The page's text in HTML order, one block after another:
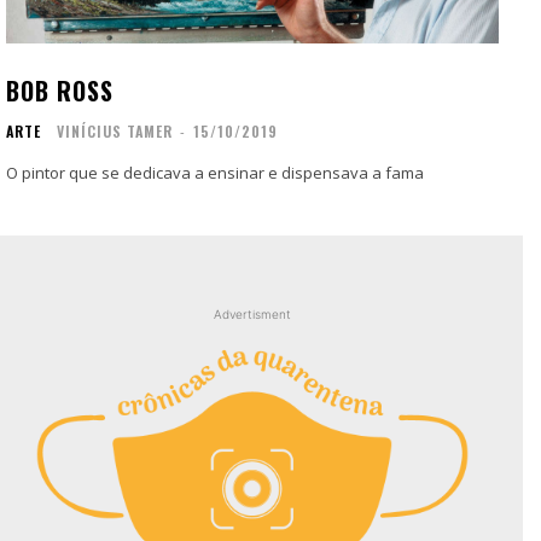
Zine
Autores
Sobre
Contato
Zine
Autores
Sobre
Contato
BOB ROSS
ARTE VINÍCIUS TAMER - 15/10/2019
O pintor que se dedicava a ensinar e dispensava a fama
Advertisment